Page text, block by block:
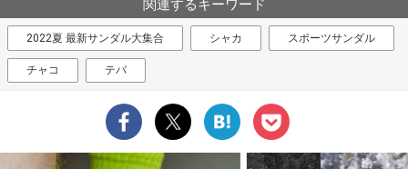
関連するキーワード
2022夏 最新サンダル大集合 シャカ スポーツサンダル
チャコ テバ